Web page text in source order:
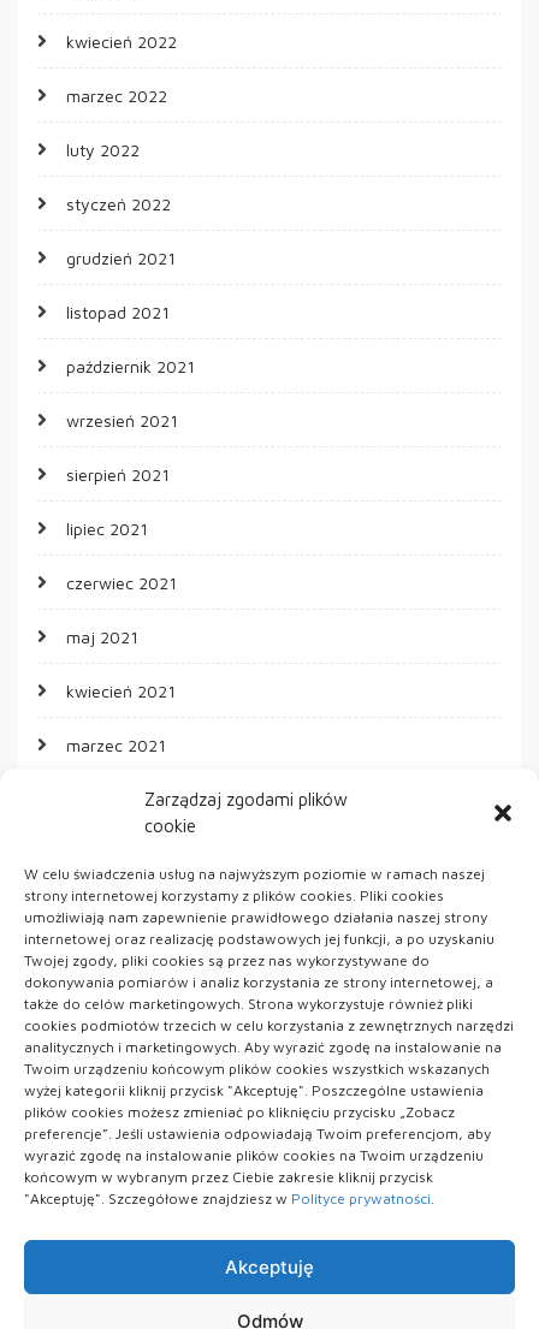
Zarządzaj zgodami plików
cookie
W celu świadczenia usług na najwyższym poziomie w ramach naszej
strony internetowej korzystamy z plików cookies. Pliki cookies
umożliwiają nam zapewnienie prawidłowego działania naszej strony
internetowej oraz realizację podstawowych jej funkcji, a po uzyskaniu
Twojej zgody, pliki cookies są przez nas wykorzystywane do
dokonywania pomiarów i analiz korzystania ze strony internetowej, a
także do celów marketingowych. Strona wykorzystuje również pliki
cookies podmiotów trzecich w celu korzystania z zewnętrznych narzędzi
analitycznych i marketingowych. Aby wyrazić zgodę na instalowanie na
Twoim urządzeniu końcowym plików cookies wszystkich wskazanych
wyżej kategorii kliknij przycisk "Akceptuję". Poszczególne ustawienia
plików cookies możesz zmieniać po kliknięciu przycisku „Zobacz
preferencje”. Jeśli ustawienia odpowiadają Twoim preferencjom, aby
wyrazić zgodę na instalowanie plików cookies na Twoim urządzeniu
końcowym w wybranym przez Ciebie zakresie kliknij przycisk
"Akceptuję". Szczegółowe znajdziesz w Polityce prywatności.
Akceptuję
Odmów
kwiecień 2022
marzec 2022
luty 2022
styczeń 2022
grudzień 2021
listopad 2021
październik 2021
wrzesień 2021
sierpień 2021
lipiec 2021
czerwiec 2021
maj 2021
kwiecień 2021
marzec 2021
ARTYKUŁ SPONSOROWANY
Kobieta
Uroda
Zdrowie
Polityka plików cookies (EU) | Polityka prywatności